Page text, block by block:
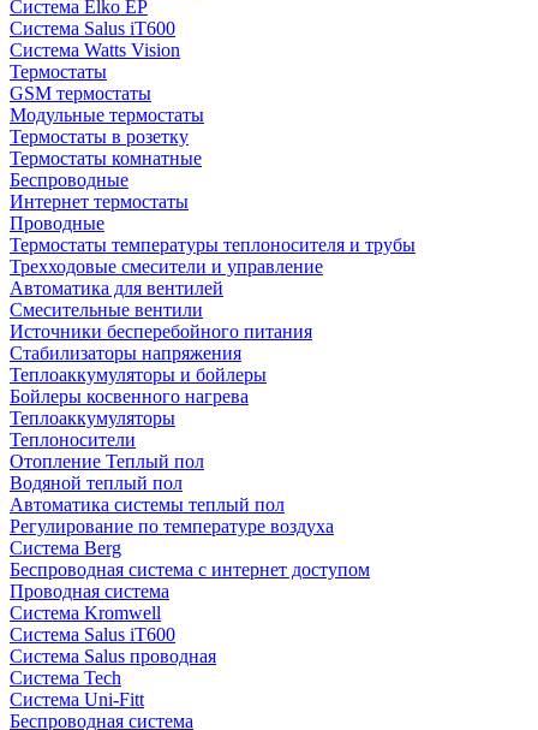
Система Elko EP
Система Salus iT600
Система Watts Vision
Термостаты
GSM термостаты
Модульные термостаты
Термостаты в розетку
Термостаты комнатные
Беспроводные
Интернет термостаты
Проводные
Термостаты температуры теплоносителя и трубы
Трехходовые смесители и управление
Автоматика для вентилей
Смесительные вентили
Источники бесперебойного питания
Стабилизаторы напряжения
Теплоаккумуляторы и бойлеры
Бойлеры косвенного нагрева
Теплоаккумуляторы
Теплоносители
Отопление Теплый пол
Водяной теплый пол
Автоматика системы теплый пол
Регулирование по температуре воздуха
Система Berg
Беспроводная система с интернет доступом
Проводная система
Система Kromwell
Система Salus iT600
Система Salus проводная
Система Tech
Система Uni-Fitt
Беспроводная система